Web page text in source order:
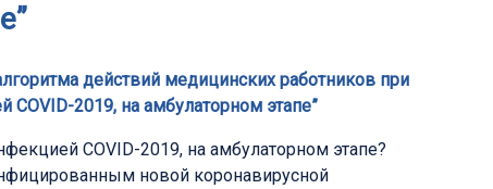
действий медицинских работников при
2019, на амбулаторном этапе”
COVID-2019, на амбулаторном этапе?
новой коронавирусной